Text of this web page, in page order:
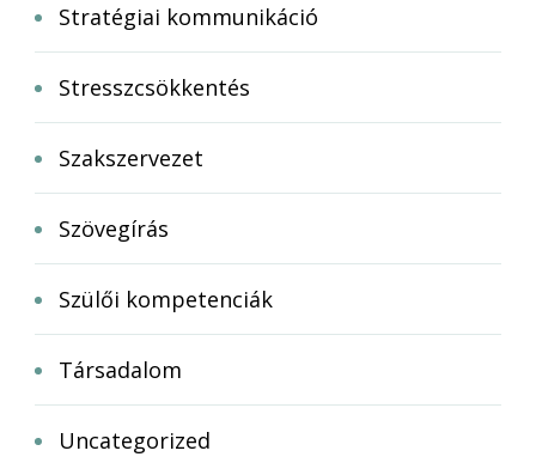
Stratégiai kommunikáció
Stresszcsökkentés
Szakszervezet
Szövegírás
Szülői kompetenciák
Társadalom
Uncategorized